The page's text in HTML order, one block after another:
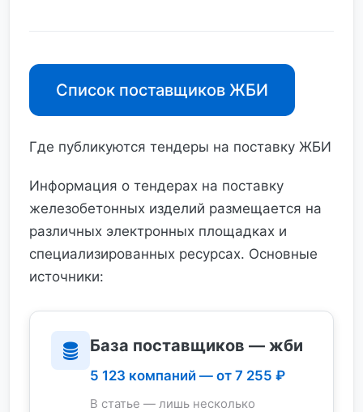
Список поставщиков ЖБИ
Где публикуются тендеры на поставку ЖБИ
Информация о тендерах на поставку
железобетонных изделий размещается на
различных электронных площадках и
специализированных ресурсах. Основные
источники:
База поставщиков — жби
5 123 компаний — от 7 255 ₽
В статье — лишь несколько